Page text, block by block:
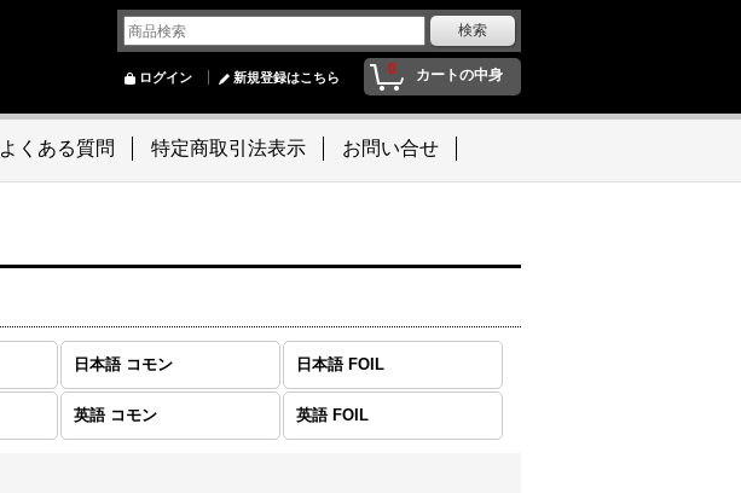
0 カートの中身
ログイン 新規登録はこちら
よくある質問 特定商取引法表示 お問い合せ
日本語 コモン 日本語 FOIL
英語 コモン 英語 FOIL